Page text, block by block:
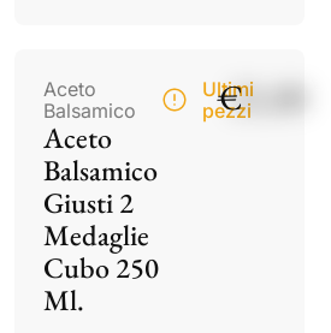
Aceto
Balsamico
Aceto
Balsamico
Giusti 2
Medaglie
Cubo 250
Ml.
Ultimi
pezzi
€21,00